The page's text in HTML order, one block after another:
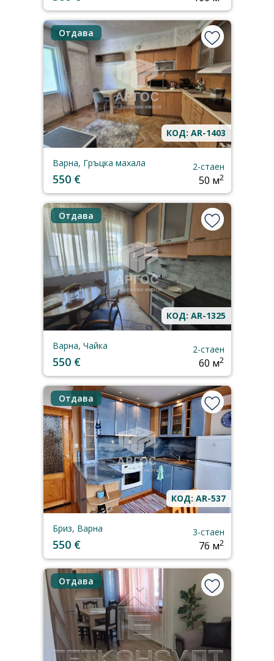
Отдава
КОД: AR-1403
Варна, Гръцка махала
550 €
2-стаен
50 м2
Отдава
КОД: AR-1325
Варна, Чайка
550 €
2-стаен
60 м2
Отдава
КОД: AR-537
Бриз, Варна
550 €
3-стаен
76 м2
Отдава